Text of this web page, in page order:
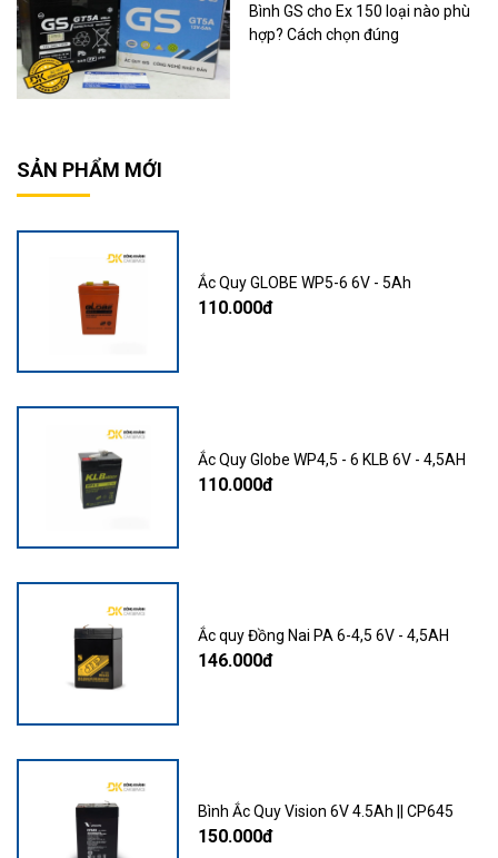
Bình GS cho Ex 150 loại nào phù
hợp? Cách chọn đúng
SẢN PHẨM MỚI
Ắc Quy GLOBE WP5-6 6V - 5Ah
110.000đ
Ắc Quy Globe WP4,5 - 6 KLB 6V - 4,5AH
110.000đ
Ắc quy Đồng Nai PA 6-4,5 6V - 4,5AH
146.000đ
Bình Ắc Quy Vision 6V 4.5Ah || CP645
150.000đ